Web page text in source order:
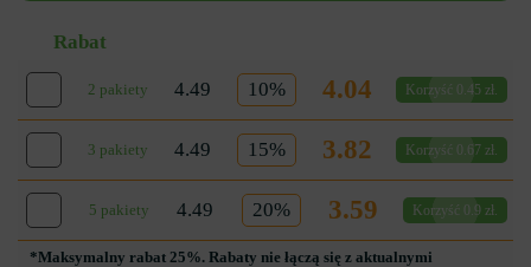
Rabat
2 pakiety 4.49 10% 4.04 Korzyść 0.45 zł.
3 pakiety 4.49 15% 3.82 Korzyść 0.67 zł.
5 pakiety 4.49 20% 3.59 Korzyść 0.9 zł.
*Maksymalny rabat 25%. Rabaty nie łączą się z aktualnymi